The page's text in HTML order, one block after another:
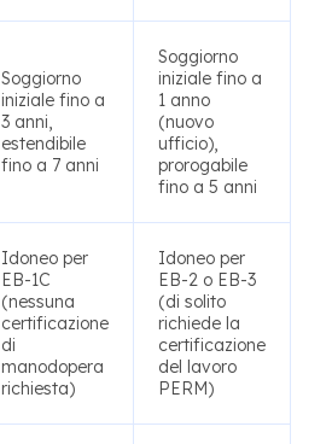
Soggiorno
iniziale fino a
3 anni,
estendibile
fino a 7 anni
Soggiorno
iniziale fino a
1 anno
(nuovo
ufficio),
prorogabile
fino a 5 anni
Idoneo per
EB-1C
(nessuna
certificazione
di
manodopera
richiesta)
Idoneo per
EB-2 o EB-3
(di solito
richiede la
certificazione
del lavoro
PERM)